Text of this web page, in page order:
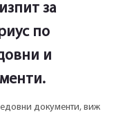
за
по
и
документи, виж